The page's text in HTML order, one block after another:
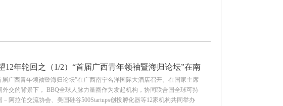
12年轮回之（1/2）“首届广西青年领袖暨海归论坛”在南
届广西青年领袖暨海归论坛”在广西南宁名洋国际大酒店召开。在国家主席
外交的背景下， BBQ全球人脉力量圈作为发起机构，协同联合国全球可持
阿拉伯交流协会、美国硅谷500Startups创投孵化器等12家机构共同举办